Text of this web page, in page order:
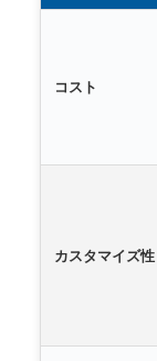
コスト
カスタマイズ性